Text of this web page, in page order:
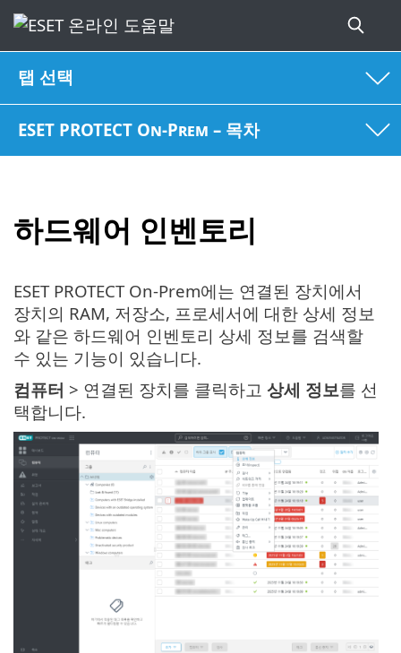
탭 선택
ESET PROTECT On-Prem – 목차
하드웨어 인벤토리
ESET PROTECT On-Prem에는 연결된 장치에서
장치의 RAM, 저장소, 프로세서에 대한 상세 정보
와 같은 하드웨어 인벤토리 상세 정보를 검색할
수 있는 기능이 있습니다.
컴퓨터 > 연결된 장치를 클릭하고 상세 정보를 선
택합니다.